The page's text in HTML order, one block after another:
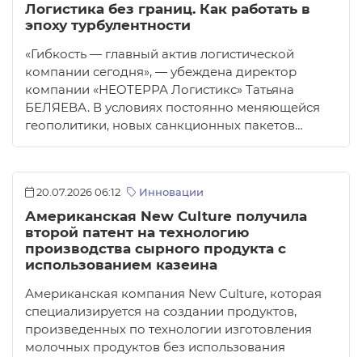
Логистика без границ. Как работать в
эпоху турбулентности
«Гибкость — главный актив логистической
компании сегодня», — убеждена директор
компании «НEOTEРРА Логистикс» Татьяна
БЕЛЯЕВА. В условиях постоянно меняющейся
геополитики, новых санкционных пакетов…
20.07.2026 06:12 Инновации
Американская New Culture получила
второй патент на технологию
производства сырного продукта с
использованием казеина
Американская компания New Culture, которая
специализируется на создании продуктов,
произведенных по технологии изготовления
молочных продуктов без использования